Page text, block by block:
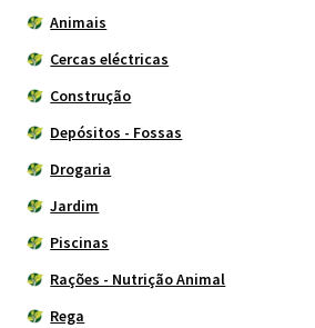
Animais
Cercas eléctricas
Construção
Depósitos - Fossas
Drogaria
Jardim
Piscinas
Rações - Nutrição Animal
Rega